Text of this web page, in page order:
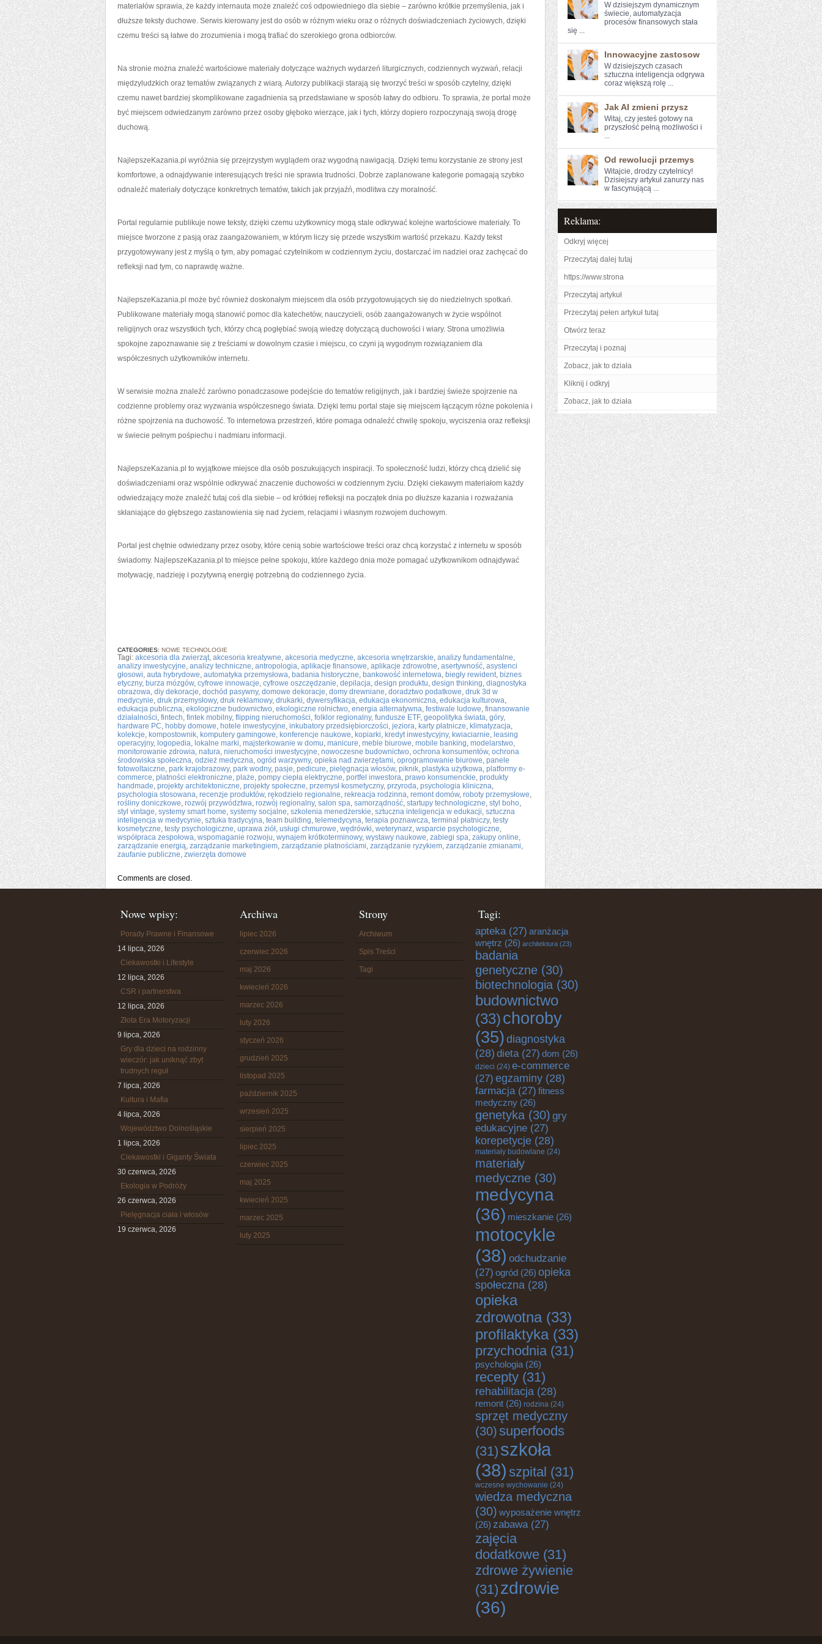
materiałów sprawia, że każdy internauta może znaleźć coś odpowiedniego dla siebie – zarówno krótkie przemyślenia, jak i
dłuższe teksty duchowe. Serwis kierowany jest do osób w różnym wieku oraz o różnych doświadczeniach życiowych, dzięki
czemu treści są łatwe do zrozumienia i mogą trafiać do szerokiego grona odbiorców.
Na stronie można znaleźć wartościowe materiały dotyczące ważnych wydarzeń liturgicznych, codziennych wyzwań, relacji
międzyludzkich oraz tematów związanych z wiarą. Autorzy publikacji starają się tworzyć treści w sposób czytelny, dzięki
czemu nawet bardziej skomplikowane zagadnienia są przedstawiane w sposób łatwy do odbioru. To sprawia, że portal może
być miejscem odwiedzanym zarówno przez osoby głęboko wierzące, jak i tych, którzy dopiero rozpoczynają swoją drogę
duchową.
NajlepszeKazania.pl wyróżnia się przejrzystym wyglądem oraz wygodną nawigacją. Dzięki temu korzystanie ze strony jest
komfortowe, a odnajdywanie interesujących treści nie sprawia trudności. Dobrze zaplanowane kategorie pomagają szybko
odnaleźć materiały dotyczące konkretnych tematów, takich jak przyjaźń, modlitwa czy moralność.
Portal regularnie publikuje nowe teksty, dzięki czemu użytkownicy mogą stale odkrywać kolejne wartościowe materiały. To
miejsce tworzone z pasją oraz zaangażowaniem, w którym liczy się przede wszystkim wartość przekazu. Każdy tekst
przygotowywany jest z myślą o tym, aby pomagać czytelnikom w codziennym życiu, dostarczać im nadziei oraz zachęcać do
refleksji nad tym, co naprawdę ważne.
NajlepszeKazania.pl może być również doskonałym miejscem dla osób przygotowujących się do niedzielnych spotkań.
Publikowane materiały mogą stanowić pomoc dla katechetów, nauczycieli, osób zaangażowanych w życie wspólnot
religijnych oraz wszystkich tych, którzy chcą pogłębiać swoją wiedzę dotyczącą duchowości i wiary. Strona umożliwia
spokojne zapoznawanie się z treściami w dowolnym czasie i miejscu, co czyni ją wygodnym rozwiązaniem dla
współczesnych użytkowników internetu.
W serwisie można znaleźć zarówno ponadczasowe podejście do tematów religijnych, jak i bardziej świeże spojrzenie na
codzienne problemy oraz wyzwania współczesnego świata. Dzięki temu portal staje się miejscem łączącym różne pokolenia i
różne spojrzenia na duchowość. To internetowa przestrzeń, które pomaga odnaleźć chwilę spokoju, wyciszenia oraz refleksji
w świecie pełnym pośpiechu i nadmiaru informacji.
NajlepszeKazania.pl to wyjątkowe miejsce dla osób poszukujących inspiracji. To społeczność ludzi, którzy chcą dzielić się
doświadczeniami oraz wspólnie odkrywać znaczenie duchowości w codziennym życiu. Dzięki ciekawym materiałom każdy
odwiedzający może znaleźć tutaj coś dla siebie – od krótkiej refleksji na początek dnia po dłuższe kazania i rozważania
skłaniające do głębszego zastanowienia się nad życiem, relacjami i własnym rozwojem duchowym.
Portal jest chętnie odwiedzany przez osoby, które cenią sobie wartościowe treści oraz chcą korzystać z internetu w sposób
świadomy. NajlepszeKazania.pl to miejsce pełne spokoju, które każdego dnia może pomagać użytkownikom odnajdywać
motywację, nadzieję i pozytywną energię potrzebną do codziennego życia.
CATEGORIES: NOWE TECHNOLOGIE
Tagi: akcesoria dla zwierząt, akcesoria kreatywne, akcesoria medyczne, akcesoria wnętrzarskie, analizy fundamentalne,
analizy inwestycyjne, analizy techniczne, antropologia, aplikacje finansowe, aplikacje zdrowotne, asertywność, asystenci
głosowi, auta hybrydowe, automatyka przemysłowa, badania historyczne, bankowość internetowa, biegły rewident, biznes
etyczny, burza mózgów, cyfrowe innowacje, cyfrowe oszczędzanie, depilacja, design produktu, design thinking, diagnostyka
obrazowa, diy dekoracje, dochód pasywny, domowe dekoracje, domy drewniane, doradztwo podatkowe, druk 3d w
medycynie, druk przemysłowy, druk reklamowy, drukarki, dywersyfikacja, edukacja ekonomiczna, edukacja kulturowa,
edukacja publiczna, ekologiczne budownictwo, ekologiczne rolnictwo, energia alternatywna, festiwale ludowe, finansowanie
działalności, fintech, fintek mobilny, flipping nieruchomości, folklor regionalny, fundusze ETF, geopolityka świata, góry,
hardware PC, hobby domowe, hotele inwestycyjne, inkubatory przedsiębiorczości, jeziora, karty płatnicze, klimatyzacja,
kolekcje, kompostownik, komputery gamingowe, konferencje naukowe, kopiarki, kredyt inwestycyjny, kwiaciarnie, leasing
operacyjny, logopedia, lokalne marki, majsterkowanie w domu, manicure, meble biurowe, mobile banking, modelarstwo,
monitorowanie zdrowia, natura, nieruchomości inwestycyjne, nowoczesne budownictwo, ochrona konsumentów, ochrona
środowiska społeczna, odzież medyczna, ogród warzywny, opieka nad zwierzętami, oprogramowanie biurowe, panele
fotowoltaiczne, park krajobrazowy, park wodny, pasje, pedicure, pielęgnacja włosów, piknik, plastyka użytkowa, platformy e-
commerce, płatności elektroniczne, plaże, pompy ciepła elektryczne, portfel inwestora, prawo konsumenckie, produkty
handmade, projekty architektoniczne, projekty społeczne, przemysł kosmetyczny, przyroda, psychologia kliniczna,
psychologia stosowana, recenzje produktów, rękodzieło regionalne, rekreacja rodzinna, remont domów, roboty przemysłowe,
rośliny doniczkowe, rozwój przywództwa, rozwój regionalny, salon spa, samorządność, startupy technologiczne, styl boho,
styl vintage, systemy smart home, systemy socjalne, szkolenia menedżerskie, sztuczna inteligencja w edukacji, sztuczna
inteligencja w medycynie, sztuka tradycyjna, team building, telemedycyna, terapia poznawcza, terminal płatniczy, testy
kosmetyczne, testy psychologiczne, uprawa ziół, usługi chmurowe, wędrówki, weterynarz, wsparcie psychologiczne,
współpraca zespołowa, wspomaganie rozwoju, wynajem krótkoterminowy, wystawy naukowe, zabiegi spa, zakupy online,
zarządzanie energią, zarządzanie marketingiem, zarządzanie płatnościami, zarządzanie ryzykiem, zarządzanie zmianami,
zaufanie publiczne, zwierzęta domowe
Comments are closed.
W dzisiejszym dynamicznym
świecie, automatyzacja
procesów finansowych stała
się ...
Innowacyjne zastosow
W dzisiejszych czasach
⁢sztuczna​ inteligencja odgrywa
coraz większą rolę ...
Jak AI zmieni przysz
Witaj, czy‍ jesteś gotowy na
przyszłość pełną możliwości i
...
Od rewolucji przemys
Witajcie, drodzy czytelnicy!
Dzisiejszy artykuł zanurzy nas
w fascynującą ...
Reklama:
Odkryj więcej
Przeczytaj dalej tutaj
https://www.strona
Przeczytaj artykuł
Przeczytaj pełen artykuł tutaj
Otwórz teraz
Przeczytaj i poznaj
Zobacz, jak to działa
Kliknij i odkryj
Zobacz, jak to działa
Nowe wpisy:
Porady Prawne i Finansowe
14 lipca, 2026
Ciekawostki i Lifestyle
12 lipca, 2026
CSR i partnerstwa
12 lipca, 2026
Złota Era Motoryzacji
9 lipca, 2026
Gry dla dzieci na rodzinny
wieczór: jak uniknąć zbyt
trudnych reguł
7 lipca, 2026
Kultura i Mafia
4 lipca, 2026
Województwo Dolnośląskie
1 lipca, 2026
Ciekawostki i Giganty Świata
30 czerwca, 2026
Ekologia w Podróży
26 czerwca, 2026
Pielęgnacja ciała i włosów
19 czerwca, 2026
Archiwa
lipiec 2026
czerwiec 2026
maj 2026
kwiecień 2026
marzec 2026
luty 2026
styczeń 2026
grudzień 2025
listopad 2025
październik 2025
wrzesień 2025
sierpień 2025
lipiec 2025
czerwiec 2025
maj 2025
kwiecień 2025
marzec 2025
luty 2025
Strony
Archiwum
Spis Treści
Tagi
Tagi:
apteka(27) aranżacja
wnętrz (26) architektura (23)
badania
genetyczne (30)
biotechnologia (30)
budownictwo
(33)choroby
(35) diagnostyka
(28) dieta(27) dom (26)
dzieci (24) e-commerce
(27) egzaminy (28)
farmacja(27) fitness
medyczny (26)
genetyka (30) gry
edukacyjne (27)
korepetycje (28)
materiały budowlane (24)
materiały
medyczne (30)
medycyna
(36) mieszkanie (26)
motocykle
(38) odchudzanie
(27) ogród (26) opieka
społeczna (28)
opieka
zdrowotna(33)
profilaktyka(33)
przychodnia(31)
psychologia (26)
recepty (31)
rehabilitacja (28)
remont (26) rodzina (24)
sprzęt medyczny
(30)superfoods
(31) szkoła
(38) szpital (31)
wczesne wychowanie (24)
wiedza medyczna
(30) wyposażenie wnętrz
(26) zabawa(27)
zajęcia
dodatkowe (31)
zdrowe żywienie
(31) zdrowie
(36)